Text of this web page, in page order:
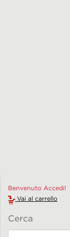
Benvenuto Accedi!
Vai al carrello
Cerca